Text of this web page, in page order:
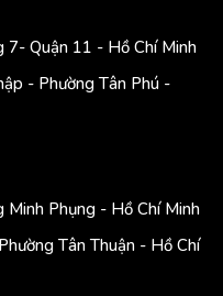
Quận 11 - Hồ Chí Minh
- Phường Tân Phú -
Phụng - Hồ Chí Minh
Tân Thuận - Hồ Chí